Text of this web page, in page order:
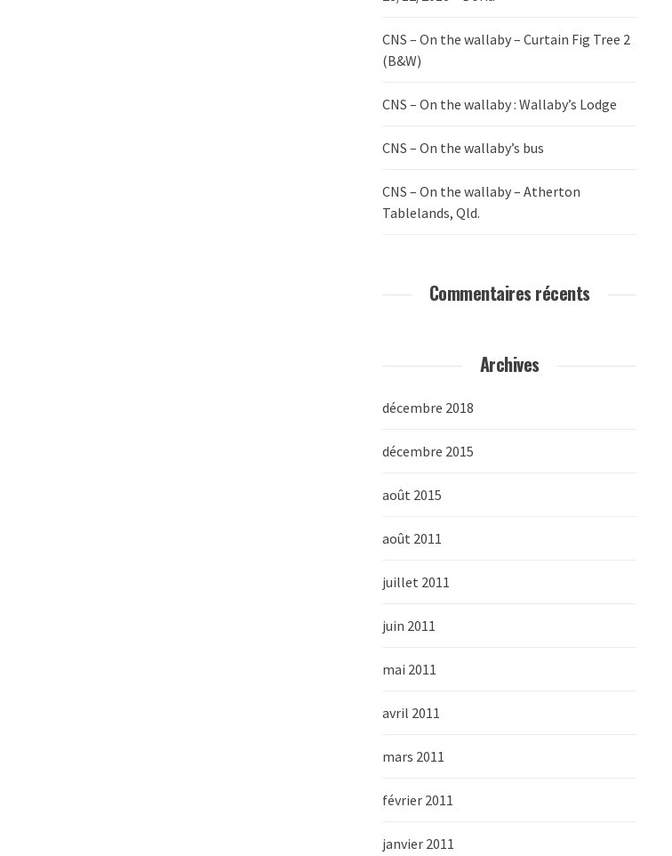
CNS – On the wallaby – Curtain Fig Tree 2
(B&W)
CNS – On the wallaby : Wallaby’s Lodge
CNS – On the wallaby’s bus
CNS – On the wallaby – Atherton
Tablelands, Qld.
Commentaires récents
Archives
décembre 2018
décembre 2015
août 2015
août 2011
juillet 2011
juin 2011
mai 2011
avril 2011
mars 2011
février 2011
janvier 2011